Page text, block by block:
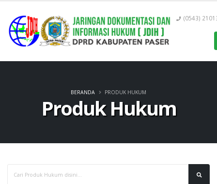
(0543)
Produk Hukum
BERANDA PRODUK HUKUM